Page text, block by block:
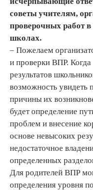
советы учителям,
проверочных работ
школах.
– Пожелаем
и проверки ВПР.
результатов
возможность увидеть
причины их
будет определение
проблем и внесение
основе невысоких
недостаточное
определенных
Для родителей ВПР
определения уровня